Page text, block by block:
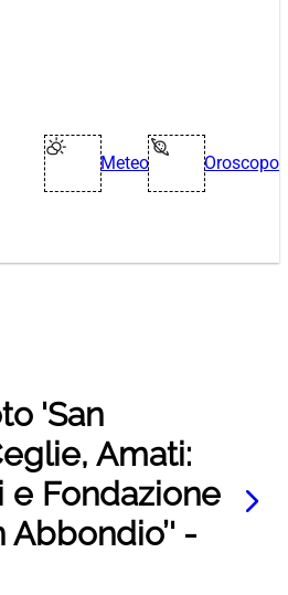
Meteo Oroscopo
'San
Amati:
e Fondazione
-